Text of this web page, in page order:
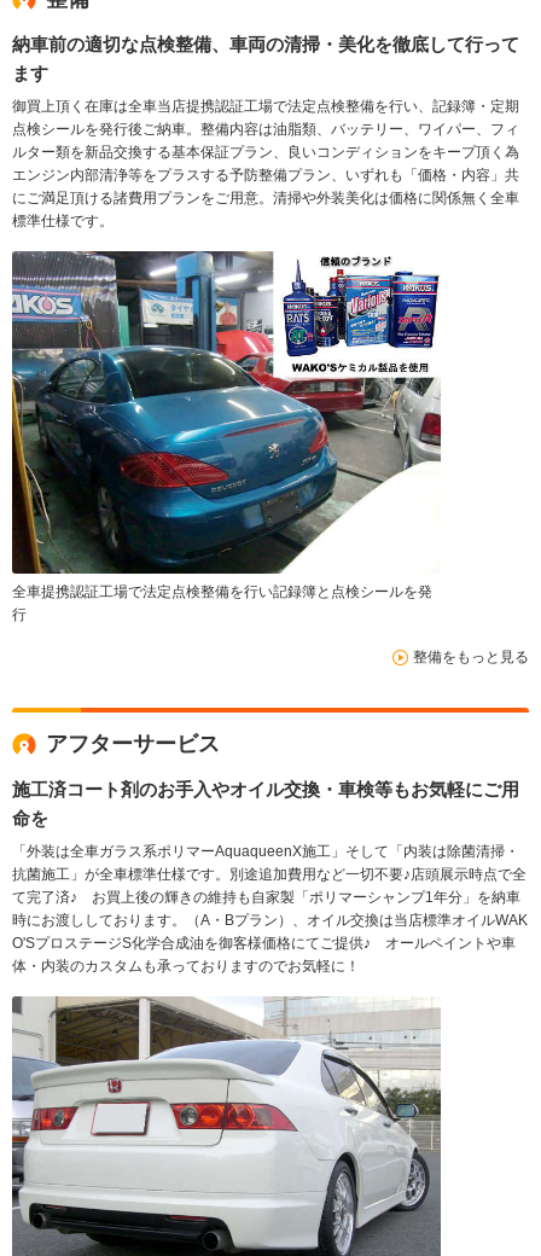
納車前の適切な点検整備、車両の清掃・美化を徹底して行って
ます
御買上頂く在庫は全車当店提携認証工場で法定点検整備を行い、記録簿・定期
点検シールを発行後ご納車。整備内容は油脂類、バッテリー、ワイパー、フィ
ルター類を新品交換する基本保証プラン、良いコンディションをキープ頂く為
エンジン内部清浄等をプラスする予防整備プラン、いずれも「価格・内容」共
にご満足頂ける諸費用プランをご用意。清掃や外装美化は価格に関係無く全車
標準仕様です。
全車提携認証工場で法定点検整備を行い記録簿と点検シールを発
行
整備をもっと見る
アフターサービス
施工済コート剤のお手入やオイル交換・車検等もお気軽にご用
命を
「外装は全車ガラス系ポリマーAquaqueenX施工」そして「内装は除菌清掃・
抗菌施工」が全車標準仕様です。別途追加費用など一切不要♪店頭展示時点で全
て完了済♪ お買上後の輝きの維持も自家製「ポリマーシャンプ1年分」を納車
時にお渡ししております。（A・Bプラン）、オイル交換は当店標準オイルWAK
O'SプロステージS化学合成油を御客様価格にてご提供♪ オールペイントや車
体・内装のカスタムも承っておりますのでお気軽に！